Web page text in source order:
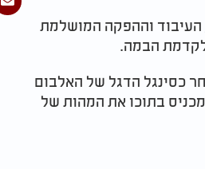
העיבוד וההפקה המושלמת
לקדמת הבמה.
כסינגל הדגל של האלבום
בתוכו את המהות של